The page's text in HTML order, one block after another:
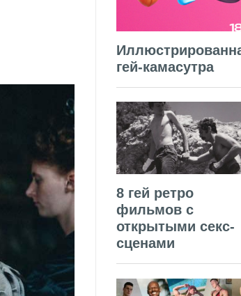
гей-камасутра
8 гей ретро
фильмов с
открытыми секс-
сценами